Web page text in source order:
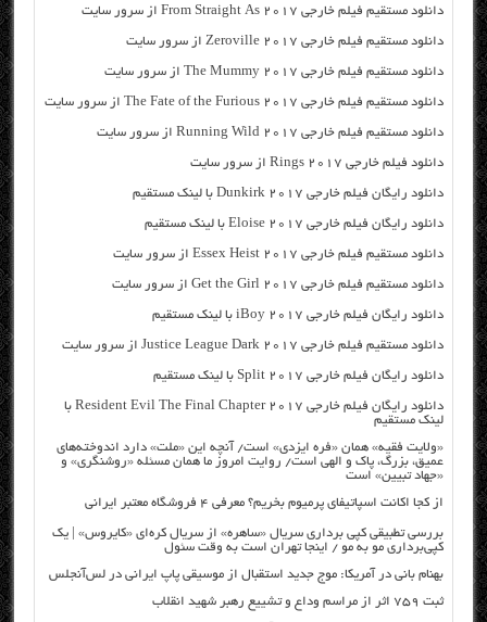
دانلود مستقیم فیلم خارجی From Straight As 2017 از سرور سایت
دانلود مستقیم فیلم خارجی Zeroville 2017 از سرور سایت
دانلود مستقیم فیلم خارجی The Mummy 2017 از سرور سایت
دانلود مستقیم فیلم خارجی The Fate of the Furious 2017 از سرور سایت
دانلود مستقیم فیلم خارجی Running Wild 2017 از سرور سایت
دانلود فیلم خارجی Rings 2017 از سرور سایت
دانلود رایگان فیلم خارجی Dunkirk 2017 با لینک مستقیم
دانلود رایگان فیلم خارجی Eloise 2017 با لینک مستقیم
دانلود مستقیم فیلم خارجی Essex Heist 2017 از سرور سایت
دانلود مستقیم فیلم خارجی Get the Girl 2017 از سرور سایت
دانلود رایگان فیلم خارجی iBoy 2017 با لینک مستقیم
دانلود مستقیم فیلم خارجی Justice League Dark 2017 از سرور سایت
دانلود رایگان فیلم خارجی Split 2017 با لینک مستقیم
دانلود رایگان فیلم خارجی Resident Evil The Final Chapter 2017 با
لینک مستقیم
«ولایت فقیه» همان «فره ایزدی» است/ آنچه این «ملت» دارد اندوخته‌های
عمیق، بزرگ، پاک و الهی است/ روایت امروز ما همان مسئله «روشنگری» و
«جهاد تبیین» است
از کجا اکانت اسپاتیفای پرمیوم بخریم؟ معرفی ۴ فروشگاه معتبر ایرانی
بررسی تطبیقی کپی برداری سریال «ساهره» از سریال کره‌ای «کایروس» | یک
کپی‌برداری مو به مو / اینجا تهران است به وقت سئول
بهنام بانی در آمریکا: موج جدید استقبال از موسیقی پاپ ایرانی در لس‌آنجلس
ثبت ۷۵۹ اثر از مراسم وداع و تشییع رهبر شهید انقلاب